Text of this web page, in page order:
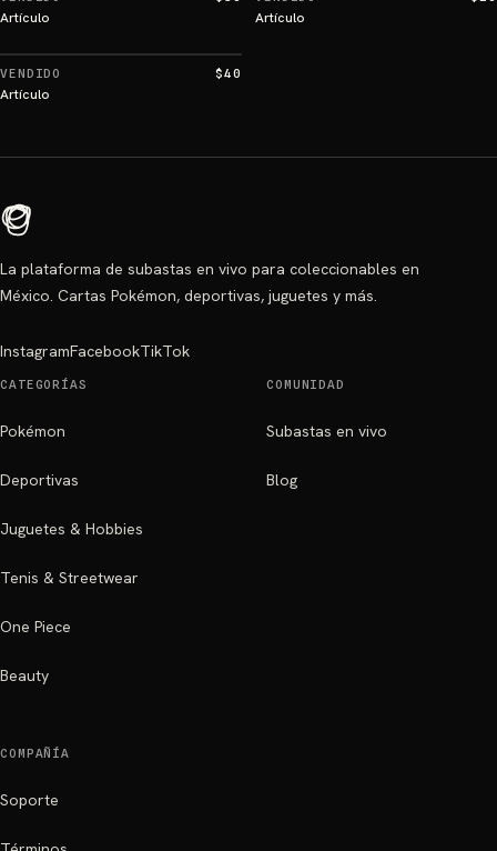
Artículo Artículo
VENDIDO $40
Artículo
La plataforma de subastas en vivo para coleccionables en
México. Cartas Pokémon, deportivas, juguetes y más.
InstagramFacebookTikTok
CATEGORÍAS
Pokémon
Deportivas
Juguetes & Hobbies
Tenis & Streetwear
One Piece
Beauty
COMUNIDAD
Subastas en vivo
Blog
COMPAÑÍA
Soporte